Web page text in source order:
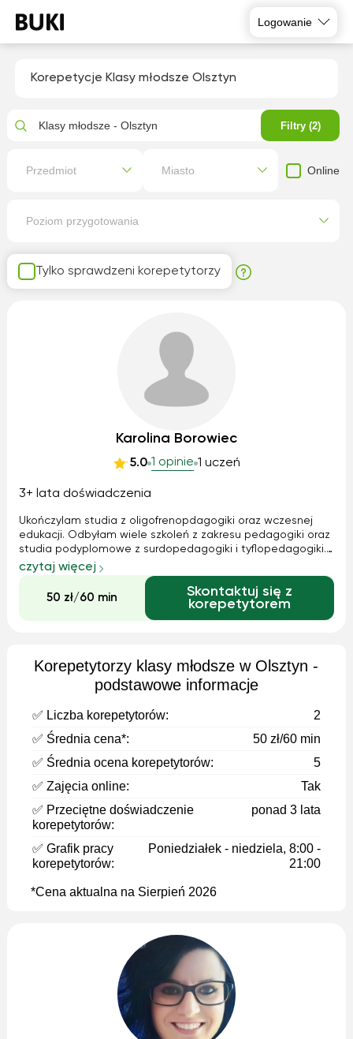
Logowanie
Korepetycje Klasy młodsze Olsztyn
Tylko sprawdzeni korepetytorzy
Karolina Borowiec
5.0 1 opinie 1 uczeń
3+ lata doświadczenia
Ukończylam studia z oligofrenopdagogiki oraz wczesnej
edukacji. Odbyłam wiele szkoleń z zakresu pedagogiki oraz
studia podyplomowe z surdopedagogiki i tyflopedagogiki.
Na codzień pracuje jako wychowawca w klasie I oraz
prowadzę zajecia rewalidacyjne z dziećmi w wieku 7- 14 lat.
Bardzo lubie prace z ...
czytaj więcej
50 zł/60 min
Skontaktuj się z
korepetytorem
Korepetytorzy klasy młodsze w Olsztyn -
podstawowe informacje
✅ Liczba korepetytorów:
2
✅ Średnia cena*:
50 zł/60 min
✅ Średnia ocena korepetytorów:
5
✅ Zajęcia online:
Tak
✅ Przeciętne doświadczenie
korepetytorów:
ponad 3 lata
✅ Grafik pracy
korepetytorów:
Poniedziałek - niedziela, 8:00 -
21:00
*Cena aktualna na Sierpień 2026
Klasy młodsze - Olsztyn Filtry (2)
Przedmiot Miasto Online
Poziom przygotowania